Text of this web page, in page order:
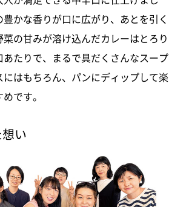
豊かな香りが口に広がり、あとを引く
菜の甘みが溶け込んだカレーはとろり
あたりで、まるで具だくさんなスープ
にはもちろん、パンにディップして楽
です。
い